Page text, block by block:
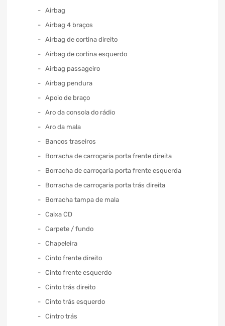
Airbag
Airbag 4 braços
Airbag de cortina direito
Airbag de cortina esquerdo
Airbag passageiro
Airbag pendura
Apoio de braço
Aro da consola do rádio
Aro da mala
Bancos traseiros
Borracha de carroçaria porta frente direita
Borracha de carroçaria porta frente esquerda
Borracha de carroçaria porta trás direita
Borracha tampa de mala
Caixa CD
Carpete / fundo
Chapeleira
Cinto frente direito
Cinto frente esquerdo
Cinto trás direito
Cinto trás esquerdo
Cintro trás